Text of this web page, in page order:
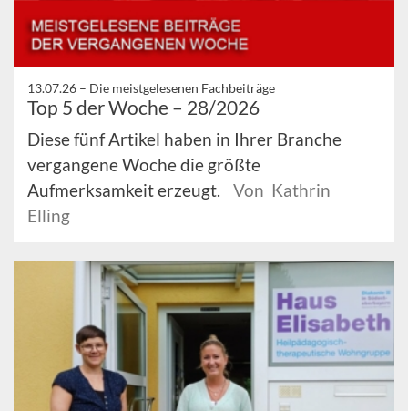
13.07.26 – Die meistgelesenen Fachbeiträge
Top 5 der Woche – 28/2026
Diese fünf Artikel haben in Ihrer Branche
vergangene Woche die größte
Aufmerksamkeit erzeugt.
Von Kathrin
Elling